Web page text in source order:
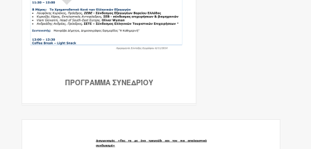
ΠΡΌΓΡΑΜΜΑ ΣΥΝΕΔΡΊΟΥ